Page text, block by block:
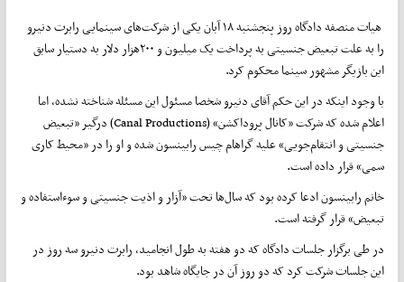
‌ هیات منصفه دادگاه روز پنجشنبه ۱۸ آبان یکی از شرکت‌های سینمایی رابرت دنیرو
را به علت تبعیض جنسیتی به پرداخت یک میلیون و ۲۰۰هزار دلار به دستیار سابق
این بازیگر مشهور سینما محکوم کرد.
با وجود اینکه در این حکم آقای دنیرو شخصا مسئول این مسئله شناخته نشده، اما
اعلام شده که شرکت «کانال پروداکشن» (Canal Productions) درگیر «تبعیض
جنسیتی و انتقام‌جویی» علیه گراهام چیس رابینسون شده و او را در «محیط کاری
سمی» قرار داده است.
خانم رابینسون ادعا کرده بود که سال‌ها تحت «آزار و اذیت جنسیتی و سوءاستفاده و
تبعیض» قرار گرفته است.
در طی برگزار جلسات دادگاه که دو هفته به طول انجامید، رابرت دنیرو سه روز در
این جلسات شرکت کرد که دو روز آن در جایگاه شاهد بود.